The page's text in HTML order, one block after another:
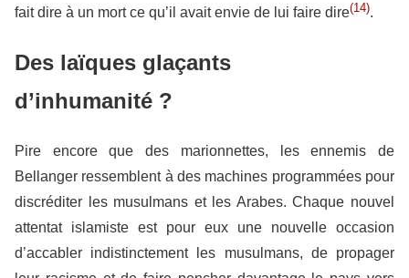
fait dire à un mort ce qu’il avait envie de lui faire dire(14).
Des laïques glaçants
d’inhumanité ?
Pire encore que des marionnettes, les ennemis de
Bellanger ressemblent à des machines programmées pour
discréditer les musulmans et les Arabes. Chaque nouvel
attentat islamiste est pour eux une nouvelle occasion
d’accabler indistinctement les musulmans, de propager